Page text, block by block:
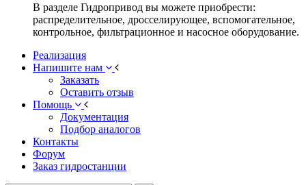
В разделе Гидропривод вы можете приобрести:
распределительное, дросселирующее, вспомогательное,
контрольное, фильтрационное и насосное оборудование.
Реализация
Напишите нам
Заказать
Оставить отзыв
Помощь
Документация
Подбор аналогов
Контакты
Форум
Заказ гидростанции